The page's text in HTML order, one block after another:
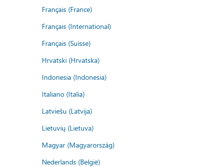
Français (France)
Français (International)
Français (Suisse)
Hrvatski (Hrvatska)
Indonesia (Indonesia)
Italiano (Italia)
Latviešu (Latvija)
Lietuvių (Lietuva)
Magyar (Magyarország)
Nederlands (België)